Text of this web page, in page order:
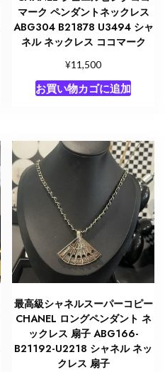
マーク ペンダントネックレス
ABG304 B21878 U3494 シャ
ネル ネックレス ココマーク
¥11,500
お買い物カゴに追加
最高級シャネルスーパーコピー
CHANEL ロングペンダント ネ
ックレス 扇子 ABG166-
B21192-U2218 シャネル ネッ
クレス 扇子